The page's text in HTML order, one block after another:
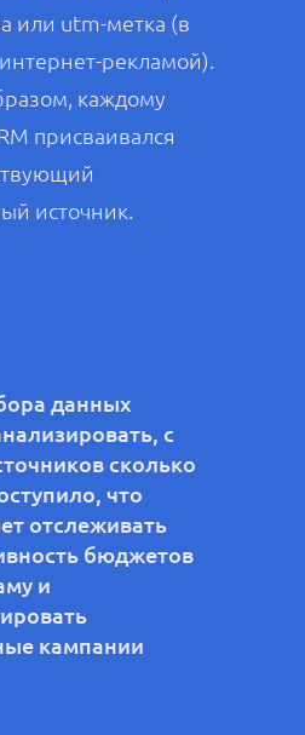
данных
с
сколько
что
отслеживать
бюджетов
и
кампании
или utm-метка (в
интернет-рекламой).
каждому
присваивался
источник.